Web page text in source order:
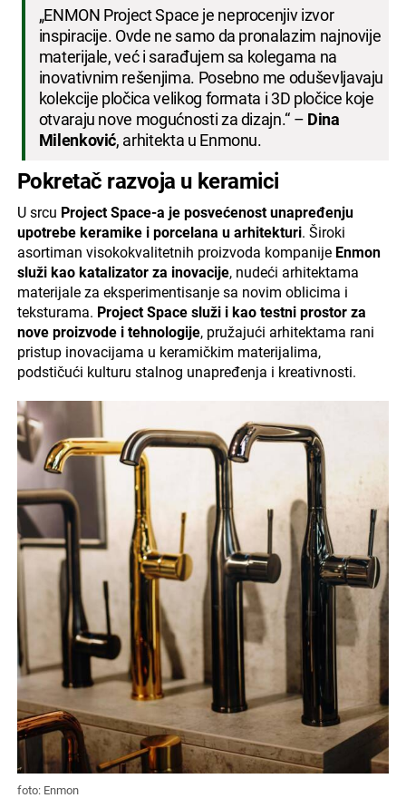
„ENMON Project Space je neprocenjiv izvor
inspiracije. Ovde ne samo da pronalazim najnovije
materijale, već i sarađujem sa kolegama na
inovativnim rešenjima. Posebno me oduševljavaju
kolekcije pločica velikog formata i 3D pločice koje
otvaraju nove mogućnosti za dizajn.“ – Dina
Milenković, arhitekta u Enmonu.
Pokretač razvoja u keramici
U srcu Project Space-a je posvećenost unapređenju
upotrebe keramike i porcelana u arhitekturi. Široki
asortiman visokokvalitetnih proizvoda kompanije Enmon
služi kao katalizator za inovacije, nudeći arhitektama
materijale za eksperimentisanje sa novim oblicima i
teksturama. Project Space služi i kao testni prostor za
nove proizvode i tehnologije, pružajući arhitektama rani
pristup inovacijama u keramičkim materijalima,
podstičući kulturu stalnog unapređenja i kreativnosti.
foto: Enmon